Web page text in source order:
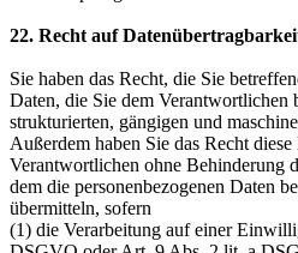
22. Recht auf
Sie haben das Recht, die Sie
Daten, die Sie dem Verantwortlichen
strukturierten, gängigen und
Außerdem haben Sie das Recht
Verantwortlichen ohne Behinderung
dem die personenbezogenen Daten
übermitteln, sofern
(1) die Verarbeitung auf einer